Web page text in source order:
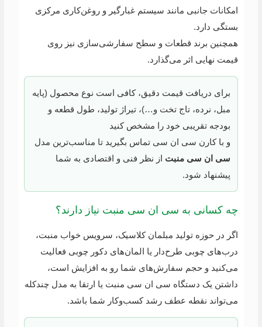
امکانات جانبی مانند سیستم غبارگیر و روغن‌کاری مرکزی
بستگی دارد.
همچنین برند قطعات و سطح سفارشی‌سازی نیز روی
قیمت نهایی اثر می‌گذارد.
برای دریافت قیمت دقیق، کافی است نوع محصول (پایه
مبل، نرده، تاج تخت و…)، تیراژ تولید، طول قطعه و
بودجه تقریبی خود را مشخص کنید
و با کارن سی ان سی تماس بگیرید تا مناسب‌ترین مدل
سی ان سی منبت از نظر فنی و اقتصادی به شما
پیشنهاد شود.
چه کسانی به سی ان سی منبت نیاز دارند؟
اگر در حوزه تولید مبلمان کلاسیک، سرویس خواب منبت،
درب‌های چوبی طرح‌دار یا المان‌های دکور چوبی فعالیت
می‌کنید و حجم سفارش‌های شما رو به افزایش است،
داشتن یک دستگاه سی ان سی منبت یا ارتقا به مدل چندکله
می‌تواند نقطه عطف رشد کسب‌وکار شما باشد.